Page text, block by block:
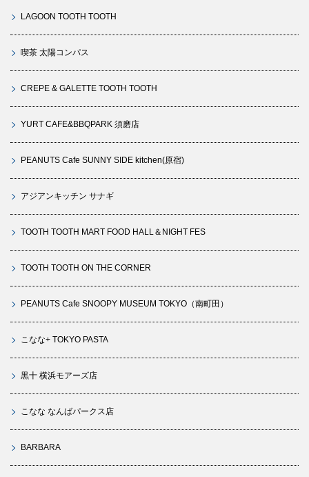
LAGOON TOOTH TOOTH
喫茶 太陽コンパス
CREPE & GALETTE TOOTH TOOTH
YURT CAFE&BBQPARK 須磨店
PEANUTS Cafe SUNNY SIDE kitchen(原宿)
アジアンキッチン サナギ
TOOTH TOOTH MART FOOD HALL＆NIGHT FES
TOOTH TOOTH ON THE CORNER
PEANUTS Cafe SNOOPY MUSEUM TOKYO（南町田）
こなな+ TOKYO PASTA
黒十 横浜モアーズ店
こなな なんばパークス店
BARBARA